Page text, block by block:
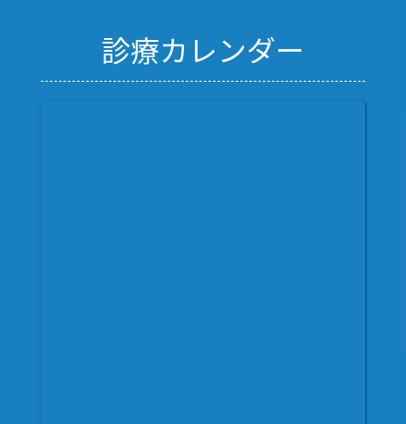
診療カレンダー